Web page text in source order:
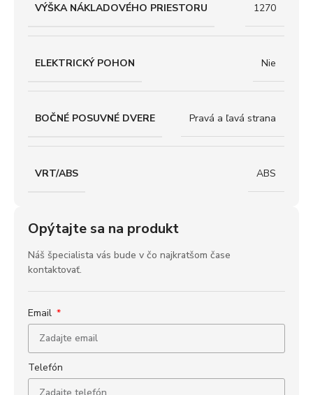
VÝŠKA NÁKLADOVÉHO PRIESTORU 1270
ELEKTRICKÝ POHON Nie
BOČNÉ POSUVNÉ DVERE Pravá a ľavá strana
VRT/ABS ABS
Opýtajte sa na produkt
Náš špecialista vás bude v čo najkratšom čase
kontaktovať.
Email
Telefón